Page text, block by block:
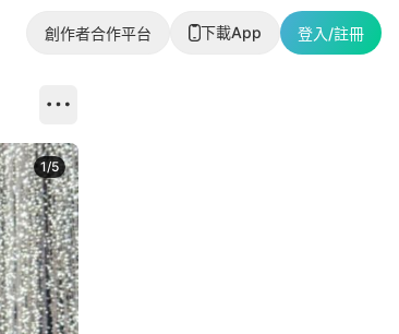
創作者合作平台 下載App 登入/註冊
1/5